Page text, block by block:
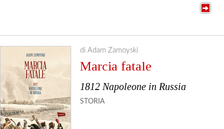
di Adam Zamoyski
Marcia fatale
1812 Napoleone in Russia
STORIA